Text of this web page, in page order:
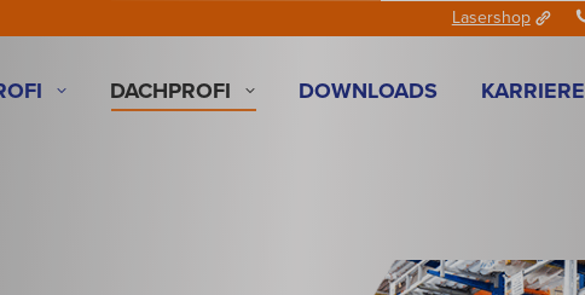
Lasershop
DACHPROFI DOWNLOADS KARRIERE